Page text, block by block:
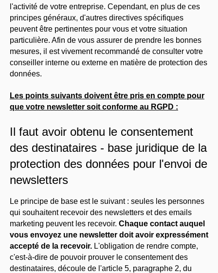
l'activité de votre entreprise. Cependant, en plus de ces
principes généraux, d'autres directives spécifiques
peuvent être pertinentes pour vous et votre situation
particulière. Afin de vous assurer de prendre les bonnes
mesures, il est vivement recommandé de consulter votre
conseiller interne ou externe en matière de protection des
données.
Les points suivants doivent être pris en compte pour
que votre newsletter soit conforme au RGPD :
Il faut avoir obtenu le consentement
des destinataires - base juridique de la
protection des données pour l'envoi de
newsletters
Le principe de base est le suivant : seules les personnes
qui souhaitent recevoir des newsletters et des emails
marketing peuvent les recevoir. Chaque contact auquel
vous envoyez une newsletter doit avoir expressément
accepté de la recevoir. L'obligation de rendre compte,
c'est-à-dire de pouvoir prouver le consentement des
destinataires, découle de l'article 5, paragraphe 2, du